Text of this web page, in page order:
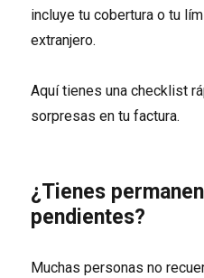
incluye tu cobertura o tu
extranjero.
Aquí tienes una checklist
sorpresas en tu factura.
¿Tienes
pendientes?
Muchas personas no